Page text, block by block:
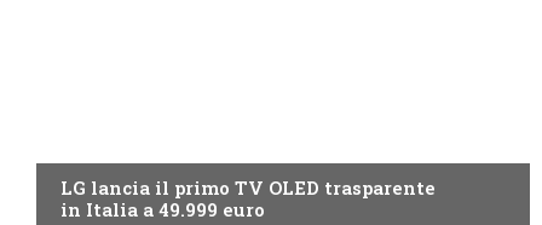
LG lancia il primo TV OLED trasparente
in Italia a 49.999 euro